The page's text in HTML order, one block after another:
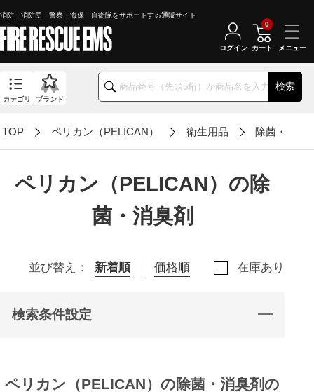
消防・消防団・警察・海保・自衛隊をサポートする通販サイト
検索
カテゴリ ブランド
ログイン カート
0
TOP ペリカン（PELICAN） 衛生用品 除菌・消臭
ペリカン（PELICAN）の除
菌・消臭剤
並び替え： 新着順 価格順 在庫あり
検索条件設定
ペリカン（PELICAN）の除菌・消臭剤の